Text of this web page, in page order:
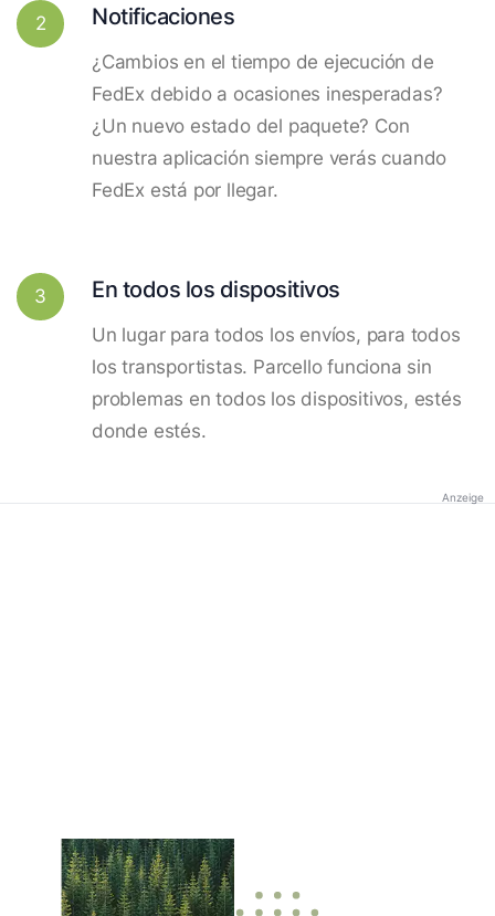
2 Notificaciones
¿Cambios en el tiempo de ejecución de
FedEx debido a ocasiones inesperadas?
¿Un nuevo estado del paquete? Con
nuestra aplicación siempre verás cuando
FedEx está por llegar.
3 En todos los dispositivos
Un lugar para todos los envíos, para todos
los transportistas. Parcello funciona sin
problemas en todos los dispositivos, estés
donde estés.
Anzeige